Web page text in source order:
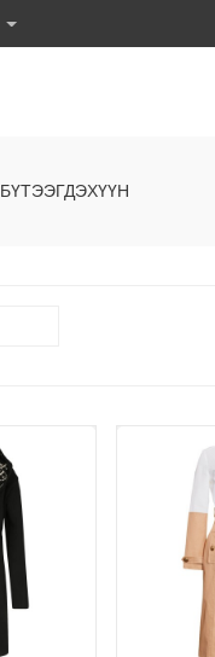
БҮТЭЭГДЭХҮҮН